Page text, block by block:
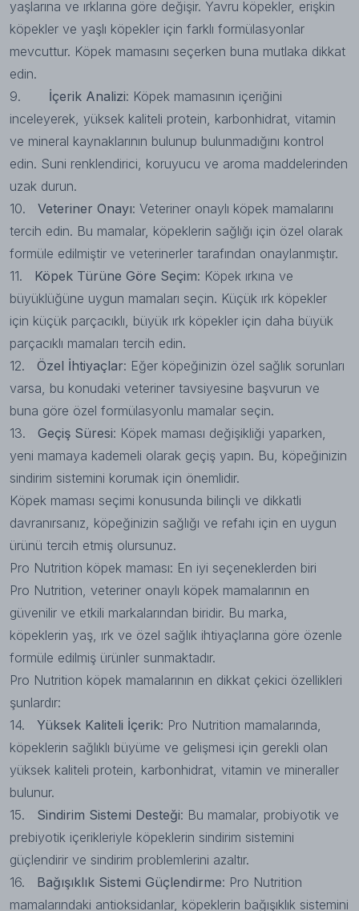
yaşlarına ve ırklarına göre değişir. Yavru köpekler, erişkin
köpekler ve yaşlı köpekler için farklı formülasyonlar
mevcuttur. Köpek mamasını seçerken buna mutlaka dikkat
edin.
9. İçerik Analizi: Köpek mamasının içeriğini
inceleyerek, yüksek kaliteli protein, karbonhidrat, vitamin
ve mineral kaynaklarının bulunup bulunmadığını kontrol
edin. Suni renklendirici, koruyucu ve aroma maddelerinden
uzak durun.
10. Veteriner Onayı: Veteriner onaylı köpek mamalarını
tercih edin. Bu mamalar, köpeklerin sağlığı için özel olarak
formüle edilmiştir ve veterinerler tarafından onaylanmıştır.
11. Köpek Türüne Göre Seçim: Köpek ırkına ve
büyüklüğüne uygun mamaları seçin. Küçük ırk köpekler
için küçük parçacıklı, büyük ırk köpekler için daha büyük
parçacıklı mamaları tercih edin.
12. Özel İhtiyaçlar: Eğer köpeğinizin özel sağlık sorunları
varsa, bu konudaki veteriner tavsiyesine başvurun ve
buna göre özel formülasyonlu mamalar seçin.
13. Geçiş Süresi: Köpek maması değişikliği yaparken,
yeni mamaya kademeli olarak geçiş yapın. Bu, köpeğinizin
sindirim sistemini korumak için önemlidir.
Köpek maması seçimi konusunda bilinçli ve dikkatli
davranırsanız, köpeğinizin sağlığı ve refahı için en uygun
ürünü tercih etmiş olursunuz.
Pro Nutrition köpek maması: En iyi seçeneklerden biri
Pro Nutrition, veteriner onaylı köpek mamalarının en
güvenilir ve etkili markalarından biridir. Bu marka,
köpeklerin yaş, ırk ve özel sağlık ihtiyaçlarına göre özenle
formüle edilmiş ürünler sunmaktadır.
Pro Nutrition köpek mamalarının en dikkat çekici özellikleri
şunlardır:
14. Yüksek Kaliteli İçerik: Pro Nutrition mamalarında,
köpeklerin sağlıklı büyüme ve gelişmesi için gerekli olan
yüksek kaliteli protein, karbonhidrat, vitamin ve mineraller
bulunur.
15. Sindirim Sistemi Desteği: Bu mamalar, probiyotik ve
prebiyotik içerikleriyle köpeklerin sindirim sistemini
güçlendirir ve sindirim problemlerini azaltır.
16. Bağışıklık Sistemi Güçlendirme: Pro Nutrition
mamalarındaki antioksidanlar, köpeklerin bağışıklık sistemini